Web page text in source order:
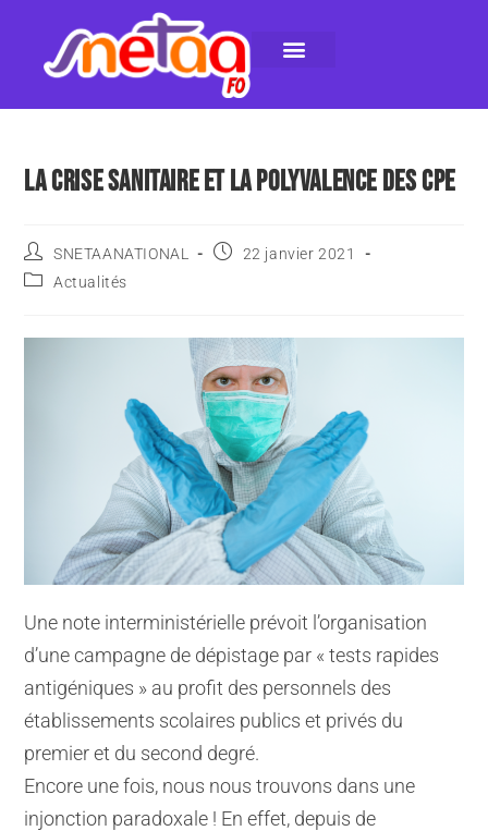
LA CRISE SANITAIRE ET LA POLYVALENCE DES CPE
SNETAANATIONAL
22 janvier 2021
Actualités
Une note interministérielle prévoit l’organisation
d’une campagne de dépistage par « tests rapides
antigéniques » au profit des personnels des
établissements scolaires publics et privés du
premier et du second degré.
Encore une fois, nous nous trouvons dans une
injonction paradoxale ! En effet, depuis de